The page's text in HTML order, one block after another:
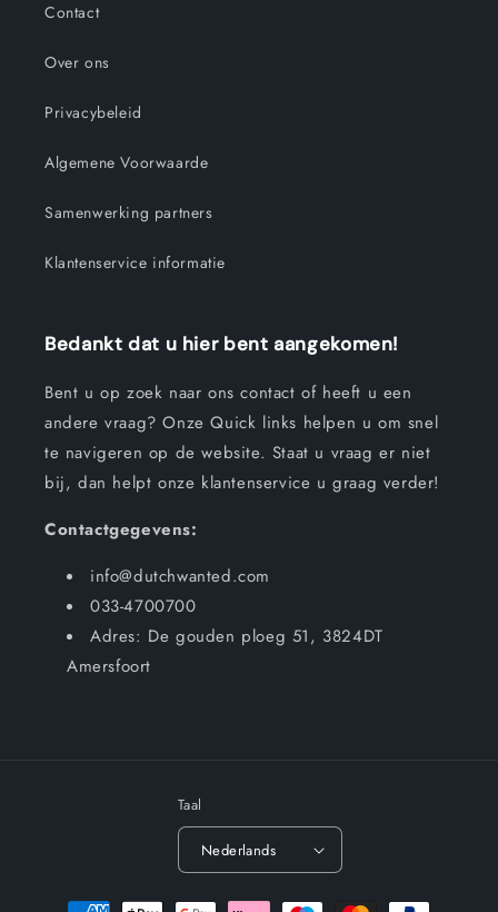
Contact
Over ons
Privacybeleid
Algemene Voorwaarde
Samenwerking partners
Klantenservice informatie
Bedankt dat u hier bent aangekomen!
Bent u op zoek naar ons contact of heeft u een
andere vraag? Onze Quick links helpen u om snel
te navigeren op de website. Staat u vraag er niet
bij, dan helpt onze klantenservice u graag verder!
Contactgegevens:
info@dutchwanted.com
033-4700700
Adres: De gouden ploeg 51, 3824DT
Amersfoort
Taal
Nederlands
Betaalmethoden